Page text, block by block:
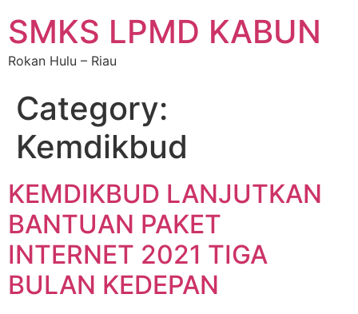
SMKS LPMD KABUN
Rokan Hulu – Riau
Category:
Kemdikbud
KEMDIKBUD LANJUTKAN
BANTUAN PAKET
INTERNET 2021 TIGA
BULAN KEDEPAN